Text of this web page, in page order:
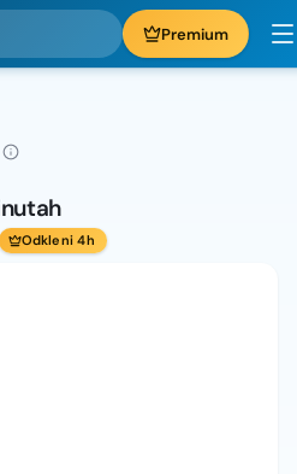
Premium
Odkleni 4h